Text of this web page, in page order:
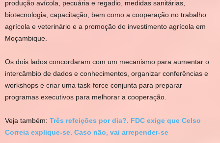
produção avícola, pecuária e regadio, medidas sanitárias,
biotecnologia, capacitação, bem como a cooperação no trabalho
agrícola e veterinário e a promoção do investimento agrícola em
Moçambique.
Os dois lados concordaram com um mecanismo para aumentar o
intercâmbio de dados e conhecimentos, organizar conferências e
workshops e criar uma task-force conjunta para preparar
programas executivos para melhorar a cooperação.
Veja também: Três refeições por dia?. FDC exige que Celso
Correia explique-se. Caso não, vai arrepender-se